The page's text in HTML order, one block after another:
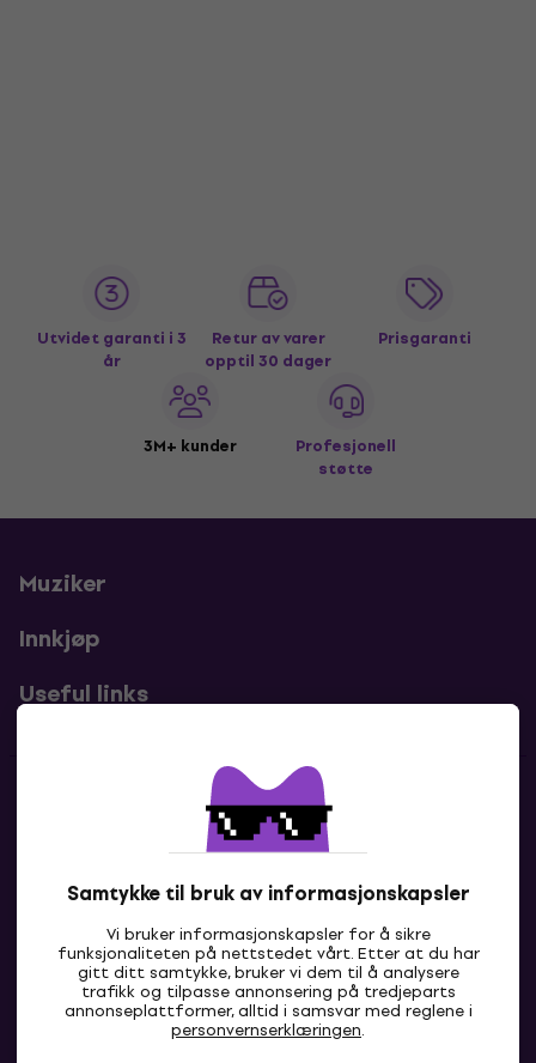
Samtykke til bruk av informasjonskapsler
Vi bruker informasjonskapsler for å sikre
funksjonaliteten på nettstedet vårt. Etter at du har
gitt ditt samtykke, bruker vi dem til å analysere
trafikk og tilpasse annonsering på tredjeparts
annonseplattformer, alltid i samsvar med reglene i
personvernserklæringen.
Utvidet garanti i 3
år
Retur av varer
opptil 30 dager
Prisgaranti
3M+ kunder
Profesjonell
støtte
Muziker
Innkjøp
Useful links
Kontakter
Kontakt oss